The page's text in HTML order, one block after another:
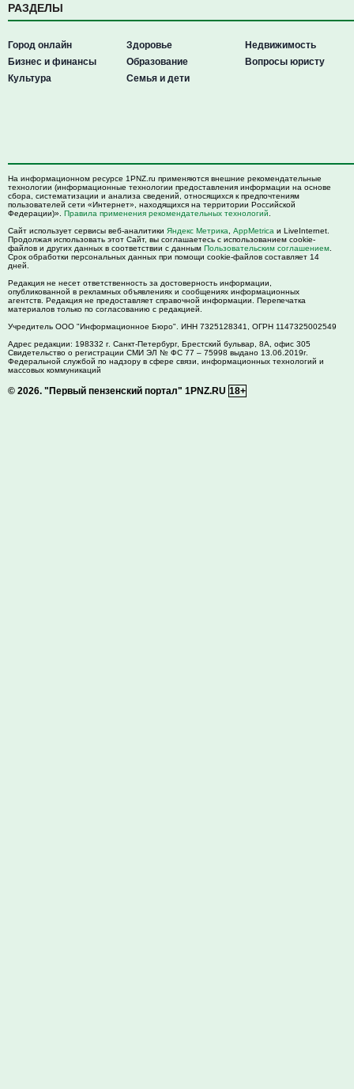
РАЗДЕЛЫ
Город онлайн
Бизнес и финансы
Культура
Здоровье
Образование
Семья и дети
Недвижимость
Вопросы юристу
На информационном ресурсе 1PNZ.ru применяются внешние рекомендательные
технологии (информационные технологии предоставления информации на основе
сбора, систематизации и анализа сведений, относящихся к предпочтениям
пользователей сети «Интернет», находящихся на территории Российской
Федерации)». Правила применения рекомендательных технологий
Сайт использует сервисы веб-аналитики Яндекс Метрика AppMetrica и LiveInternet.
Продолжая использовать этот Сайт, вы соглашаетесь с использованием cookie-
файлов и других данных в соответствии с данным Пользовательским соглашением
Срок обработки персональных данных при помощи cookie-файлов составляет 14
дней.
Редакция не несет ответственность за достоверность информации,
опубликованной в рекламных объявлениях и сообщениях информационных
агентств. Редакция не предоставляет справочной информации. Перепечатка
материалов только по согласованию с редакцией.
Учредитель ООО "Информационное Бюро". ИНН 7325128341, ОГРН 1147325002549
Адрес редакции: 198332 г. Санкт-Петербург, Брестский бульвар, 8А, офис 305
Свидетельство о регистрации СМИ ЭЛ № ФС 77 – 75998 выдано 13.06.2019г.
Федеральной службой по надзору в сфере связи, информационных технологий и
массовых коммуникаций
© 2026. "Первый пензенский портал" 1PNZ.RU 18+